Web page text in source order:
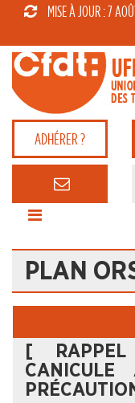
MISE À JOUR : 7
ADHÉRER ?
PLAN
[